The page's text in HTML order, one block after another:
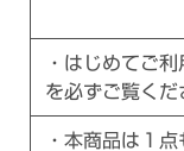
・はじめてご
を必ずご覧くだ
・本商品は１